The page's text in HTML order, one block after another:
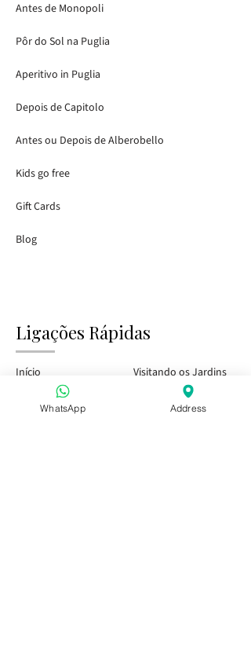
Antes de Monopoli
Pôr do Sol na Puglia
Aperitivo in Puglia
Depois de Capitolo
Antes ou Depois de Alberobello
Kids go free
Gift Cards
Blog
Ligações Rápidas
Início
Tasting Bar
Visitando os Jardins
Eventos Públicos
WhatsApp Address